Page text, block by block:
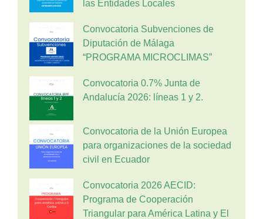
las Entidades Locales
Convocatoria Subvenciones de
Diputación de Málaga
“PROGRAMA MICROCLIMAS”
Convocatoria 0.7% Junta de
Andalucía 2026: líneas 1 y 2.
Convocatoria de la Unión Europea
para organizaciones de la sociedad
civil en Ecuador
Convocatoria 2026 AECID:
Programa de Cooperación
Triangular para América Latina y El